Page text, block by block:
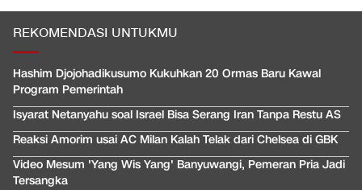
REKOMENDASI UNTUKMU
Hashim Djojohadikusumo Kukuhkan 20 Ormas Baru Kawal
Program Pemerintah
Isyarat Netanyahu soal Israel Bisa Serang Iran Tanpa Restu AS
Reaksi Amorim usai AC Milan Kalah Telak dari Chelsea di GBK
Video Mesum 'Yang Wis Yang' Banyuwangi, Pemeran Pria Jadi
Tersangka